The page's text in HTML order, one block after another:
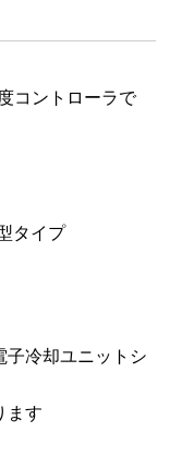
コントローラで
タイプ
子冷却ユニットシ
ます